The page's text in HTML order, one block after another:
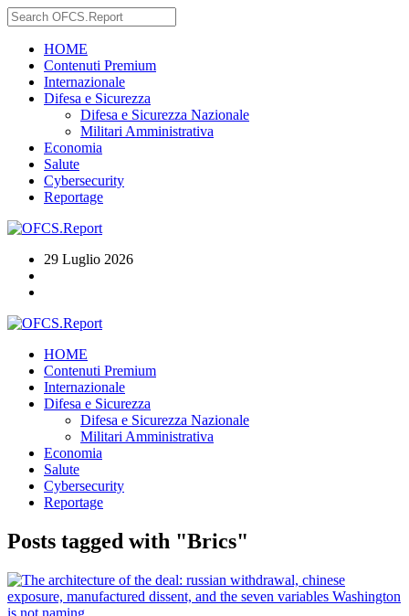
HOME
Contenuti Premium
Internazionale
Difesa e Sicurezza
Difesa e Sicurezza Nazionale
Militari Amministrativa
Economia
Salute
Cybersecurity
Reportage
29 Luglio 2026
HOME
Contenuti Premium
Internazionale
Difesa e Sicurezza
Difesa e Sicurezza Nazionale
Militari Amministrativa
Economia
Salute
Cybersecurity
Reportage
Posts tagged with "Brics"